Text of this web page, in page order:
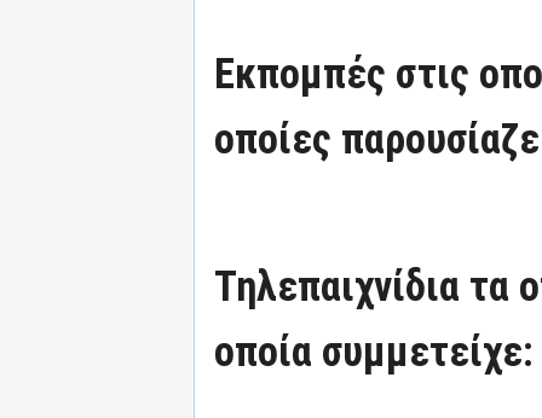
Εκπομπές στις
οποίες
Τηλεπαιχνίδια τα
οποία συμμετείχε: